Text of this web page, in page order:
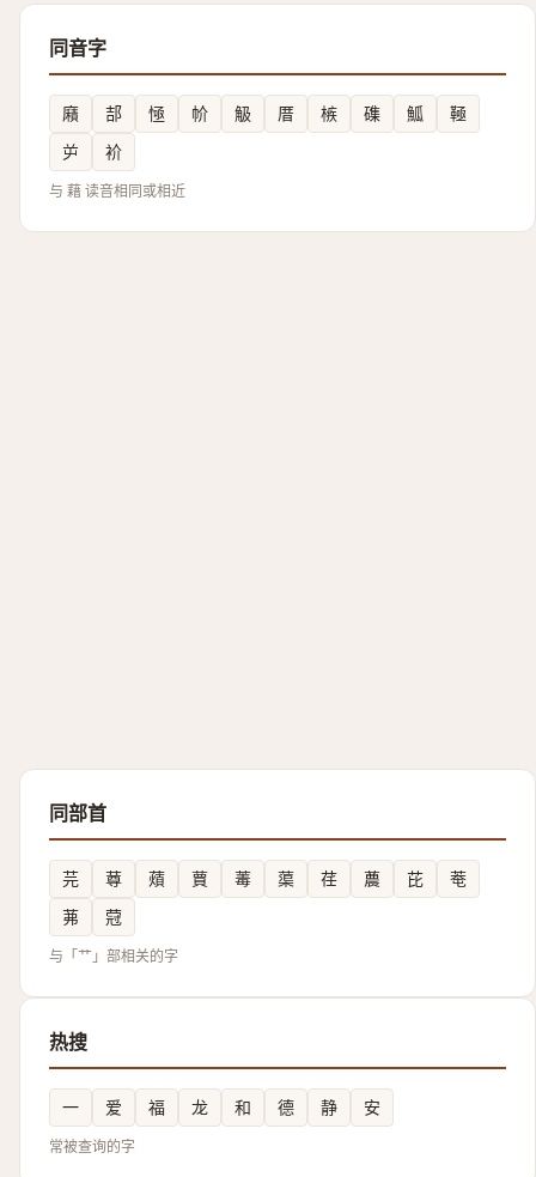
同音字
廭 郆 㥛 㠹 觙 厝 槉 磼 䱄
䩯
屰
衸
与 藉 读音相同或相近
同部首
芫 䔿 薠 蕒 䓯 蕖 荏 蕽 芘
䓐
茀
蒄
与「艹」部相关的字
热搜
一 爱 福 龙 和 德 静 安
常被查询的字